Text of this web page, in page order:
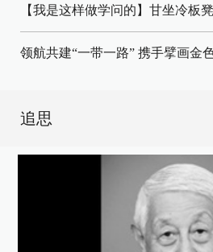
【我是这样做学问的】甘坐冷板
领航共建“一带一路” 携手擘画金
追思